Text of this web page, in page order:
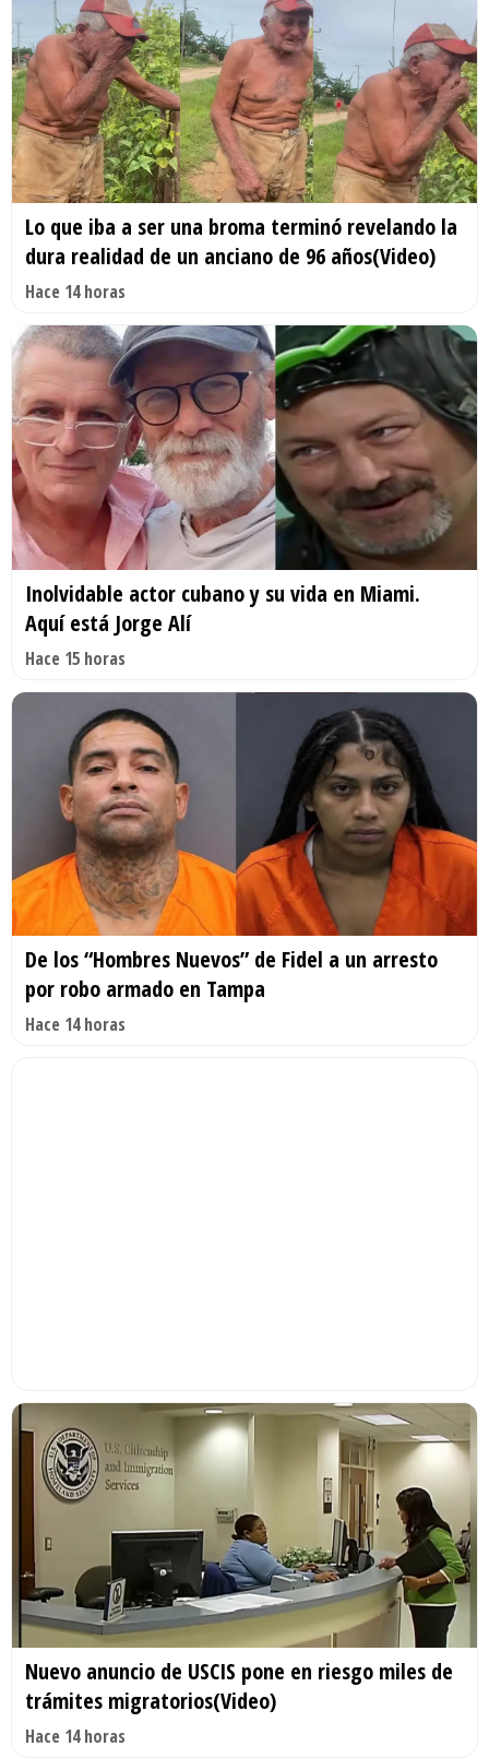
Lo que iba a ser una broma terminó revelando la
dura realidad de un anciano de 96 años(Video)
Hace 14 horas
Inolvidable actor cubano y su vida en Miami.
Aquí está Jorge Alí
Hace 15 horas
De los “Hombres Nuevos” de Fidel a un arresto
por robo armado en Tampa
Hace 14 horas
Nuevo anuncio de USCIS pone en riesgo miles de
trámites migratorios(Video)
Hace 14 horas